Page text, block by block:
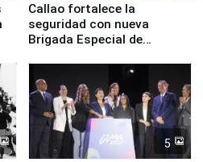
Callao fortalece la
seguridad con nueva
Brigada Especial de
equipamiento para
Serenazgo
5